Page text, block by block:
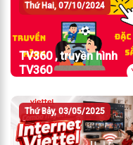
Thứ Hai, 07/10/2024
TV360 , truyền hình
TV360
Thứ Bảy, 03/05/2025